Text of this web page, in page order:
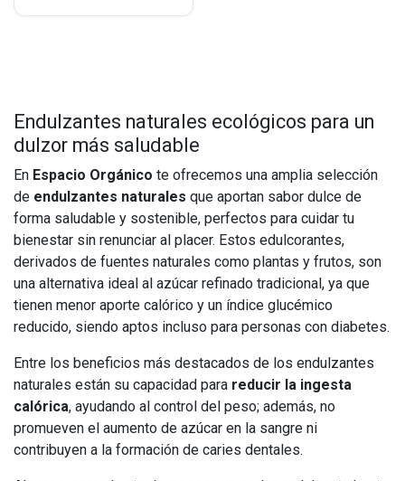
Endulzantes naturales ecológicos para un
dulzor más saludable
En Espacio Orgánico te ofrecemos una amplia selección
de endulzantes naturales que aportan sabor dulce de
forma saludable y sostenible, perfectos para cuidar tu
bienestar sin renunciar al placer. Estos edulcorantes,
derivados de fuentes naturales como plantas y frutos, son
una alternativa ideal al azúcar refinado tradicional, ya que
tienen menor aporte calórico y un índice glucémico
reducido, siendo aptos incluso para personas con diabetes.
Entre los beneficios más destacados de los endulzantes
naturales están su capacidad para reducir la ingesta
calórica, ayudando al control del peso; además, no
promueven el aumento de azúcar en la sangre ni
contribuyen a la formación de caries dentales.